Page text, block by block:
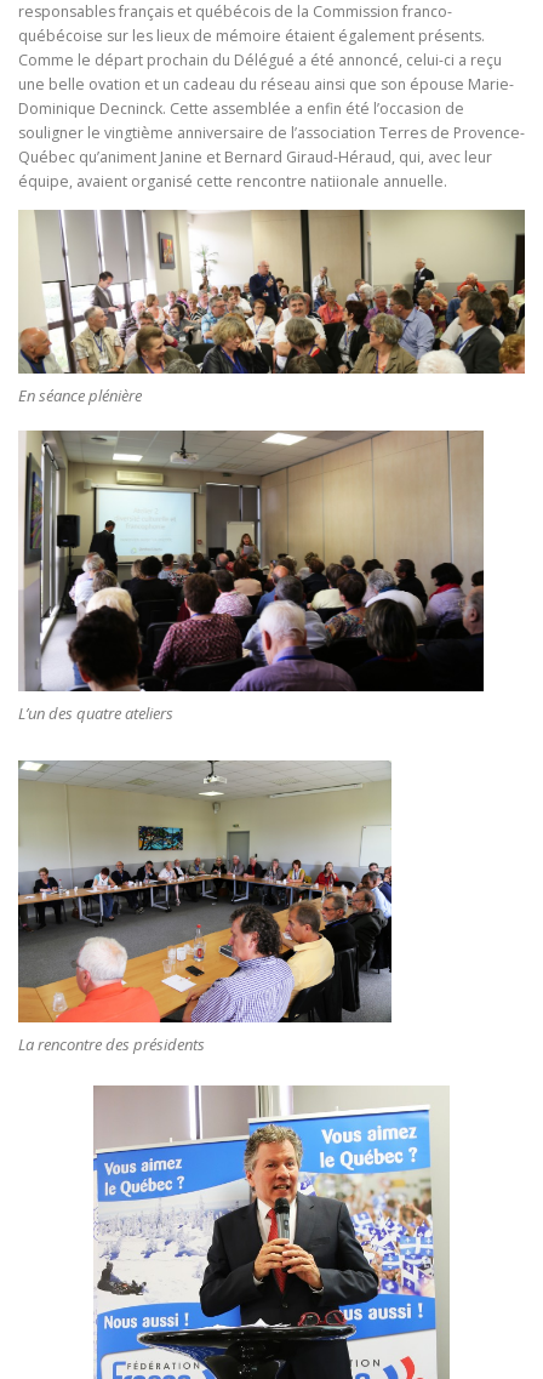
responsables français et québécois de la Commission franco-
québécoise sur les lieux de mémoire étaient également présents.
Comme le départ prochain du Délégué a été annoncé, celui-ci a reçu
une belle ovation et un cadeau du réseau ainsi que son épouse Marie-
Dominique Decninck. Cette assemblée a enfin été l’occasion de
souligner le vingtième anniversaire de l’association Terres de Provence-
Québec qu’animent Janine et Bernard Giraud-Héraud, qui, avec leur
équipe, avaient organisé cette rencontre natiionale annuelle.
En séance plénière
L’un des quatre ateliers
La rencontre des présidents